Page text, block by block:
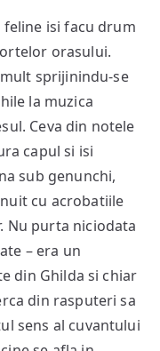
feline isi facu drum
orasului.
sprijinindu-se
la muzica
Ceva din notele
capul si isi
sub genunchi,
cu acrobatiile
Nu purta niciodata
– era un
din Ghilda si chiar
din rasputeri sa
sens al cuvantului